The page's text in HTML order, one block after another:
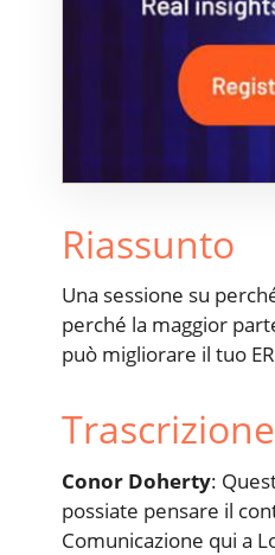
Riassunto
Una sessione su
perché la maggior
può migliorare il tuo
Conor Doherty:
possiate pensare il
Comunicazione qui a